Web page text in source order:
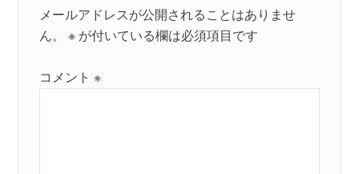
メールアドレスが公開されることはありませ
ん。
※ が付いている欄は必須項目です
コメント※